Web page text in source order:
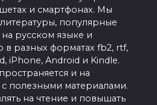
и смартфонах. Мы
популярные
русском языке и
в разных форматах fb2, rtf,
iPhone, Android и Kindle.
и на
полезными материалами.
на чтение и повышать